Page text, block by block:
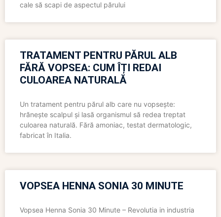
cale să scapi de aspectul părului
TRATAMENT PENTRU PĂRUL ALB
FĂRĂ VOPSEA: CUM ÎȚI REDAI
CULOAREA NATURALĂ
Un tratament pentru părul alb care nu vopsește:
hrănește scalpul și lasă organismul să redea treptat
culoarea naturală. Fără amoniac, testat dermatologic,
fabricat în Italia.
VOPSEA HENNA SONIA 30 MINUTE
Vopsea Henna Sonia 30 Minute – Revolutia in industria